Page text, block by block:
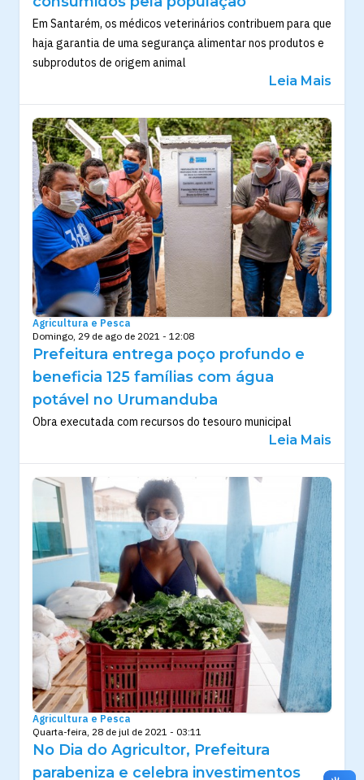
Em Santarém, os médicos veterinários contribuem para que
haja garantia de uma segurança alimentar nos produtos e
subprodutos de origem animal
Leia Mais
Agricultura e Pesca
Domingo, 29 de ago de 2021 - 12:08
Prefeitura entrega poço profundo e
beneficia 125 famílias com água
potável no Urumanduba
Obra executada com recursos do tesouro municipal
Leia Mais
Agricultura e Pesca
Quarta-feira, 28 de jul de 2021 - 03:11
No Dia do Agricultor, Prefeitura
parabeniza e celebra investimentos